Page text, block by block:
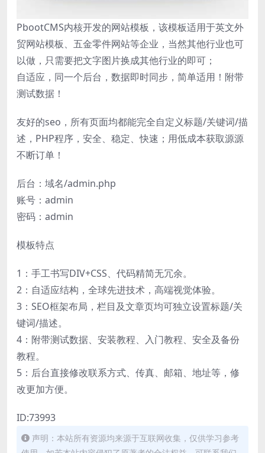
PbootCMS内核开发的网站模板，该模板适用于英文外
贸网站模板、五金零件网站等企业，当然其他行业也可
以做，只需要把文字图片换成其他行业的即可；
自适应，同一个后台，数据即时同步，简单适用！附带
测试数据！
友好的seo，所有页面均都能完全自定义标题/关键词/描
述，PHP程序，安全、稳定、快速；用低成本获取源源
不断订单！
后台：域名/admin.php
账号：admin
密码：admin
模板特点
1：手工书写DIV+CSS、代码精简无冗余。
2：自适应结构，全球先进技术，高端视觉体验。
3：SEO框架布局，栏目及文章页均可独立设置标题/关
键词/描述。
4：附带测试数据、安装教程、入门教程、安全及备份
教程。
5：后台直接修改联系方式、传真、邮箱、地址等，修
改更加方便。
ID:73993
声明：本站所有资源均来源于互联网收集，仅供学习参考